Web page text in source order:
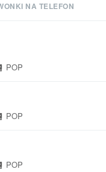
NA TELEFON
POP
POP
POP